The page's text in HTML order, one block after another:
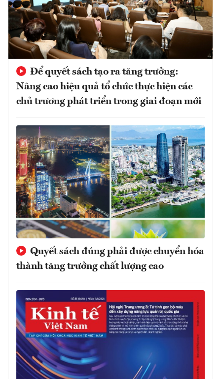
Để quyết sách tạo ra tăng trưởng:
Nâng cao hiệu quả tổ chức thực hiện các
chủ trương phát triển trong giai đoạn mới
Quyết sách đúng phải được chuyển hóa
thành tăng trưởng chất lượng cao